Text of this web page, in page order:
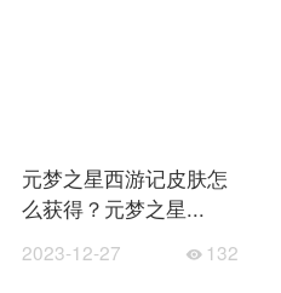
元梦之星西游记皮肤怎
么获得？元梦之星...
2023-12-27 132